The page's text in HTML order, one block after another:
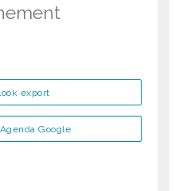
Google
export